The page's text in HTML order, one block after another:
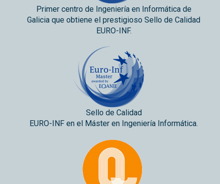
Primer centro de Ingeniería en Informática de
Galicia que obtiene el prestigioso Sello de Calidad
EURO-INF.
Sello de Calidad
EURO-INF en el Máster en Ingeniería Informática.